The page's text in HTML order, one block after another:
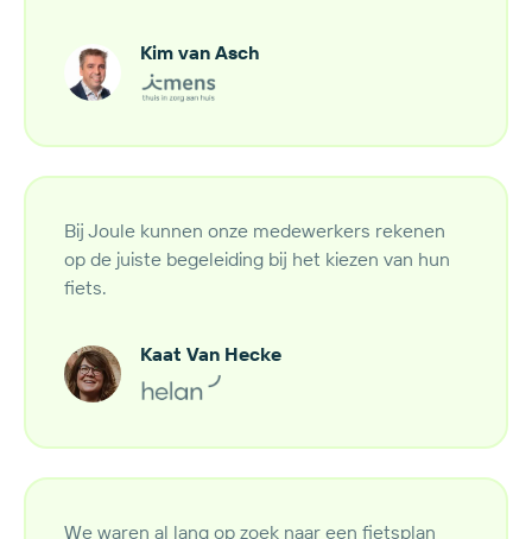
Kim van Asch
Bij Joule kunnen onze medewerkers rekenen
op de juiste begeleiding bij het kiezen van hun
fiets.
Kaat Van Hecke
We waren al lang op zoek naar een fietsplan